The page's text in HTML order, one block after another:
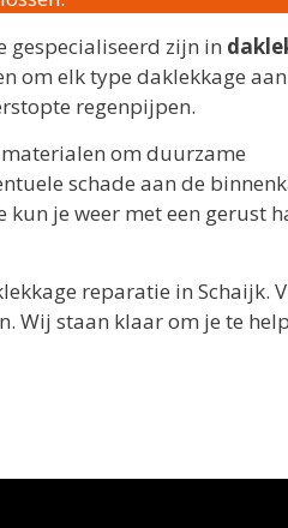
gespecialiseerd zijn in
om elk type daklekkage
regenpijpen.
om duurzame
schade aan de
kun je weer met een gerust
reparatie in Schaijk.
Wij staan klaar om je te